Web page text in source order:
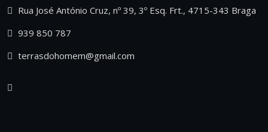
Rua José António Cruz, nº 39, 3º Esq. Frt., 4715-343 Braga
939 850 787
terrasdohomem@gmail.com